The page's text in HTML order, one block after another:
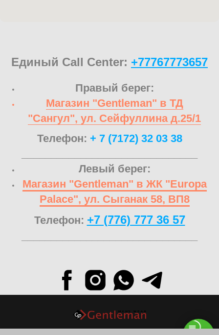
Единый Call Center: +77767773657
Правый берег:
Магазин "Gentleman" в ТД
"Сангул", ул. Сейфуллина д.25/1
Телефон: + 7 (7172) 32 03 38
Левый берег:
Магазин "Gentleman" в ЖК "Europa
Palace", ул. Сыганак 58, ВП8
Телефон: +7 (776) 777 36 57